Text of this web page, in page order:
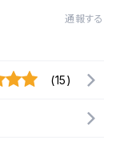
通報する
(15)